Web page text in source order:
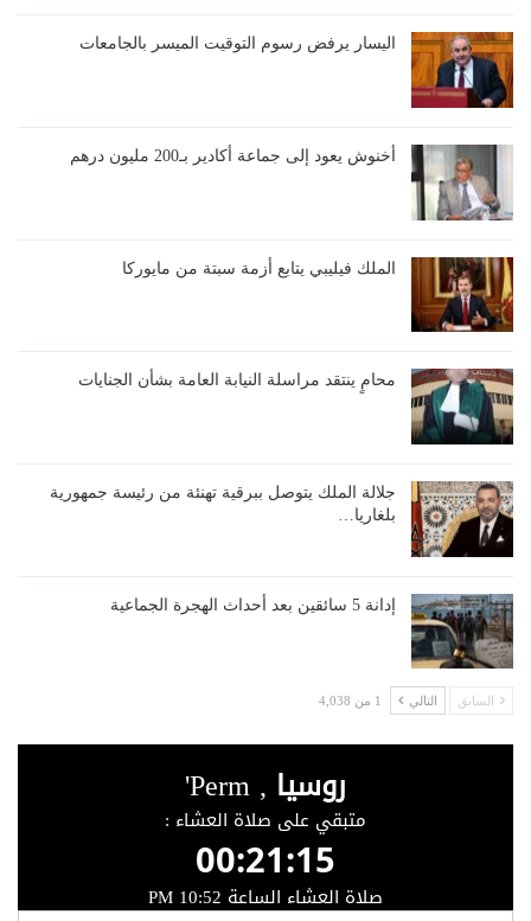
اليسار يرفض رسوم التوقيت الميسر بالجامعات
أخنوش يعود إلى جماعة أكادير بـ200 مليون درهم
الملك فيليبي يتابع أزمة سبتة من مايوركا
محامٍ ينتقد مراسلة النيابة العامة بشأن الجنايات
جلالة الملك يتوصل ببرقية تهنئة من رئيسة جمهورية
بلغاريا…
إدانة 5 سائقين بعد أحداث الهجرة الجماعية
السابق التالي 1 من 4,038